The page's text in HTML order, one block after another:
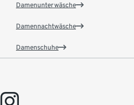
Damenunterwäsche
Damennachtwäsche
Damenschuhe